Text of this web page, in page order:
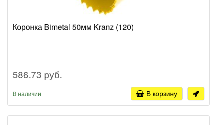
Коронка Bimetal 50мм Kranz (120)
586.73 руб.
В наличии В корзину